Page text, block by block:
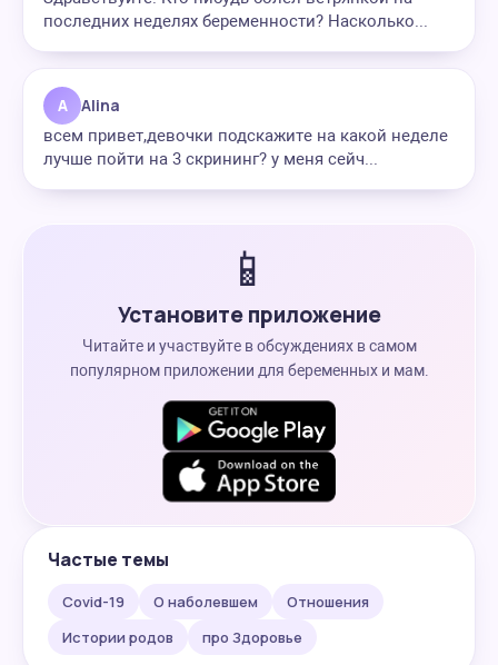
последних неделях беременности? Насколько...
A Alina
всем привет,девочки подскажите на какой неделе
лучше пойти на 3 скрининг? у меня сейч...
📱
Установите приложение
Читайте и участвуйте в обсуждениях в самом
популярном приложении для беременных и мам.
Частые темы
Covid-19 О наболевшем
Отношения
Истории родов
про Здоровье